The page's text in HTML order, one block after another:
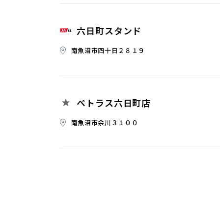
六日町スタンド
南魚沼市四十日２８１９
ペトラス六日町店
南魚沼市余川３１００